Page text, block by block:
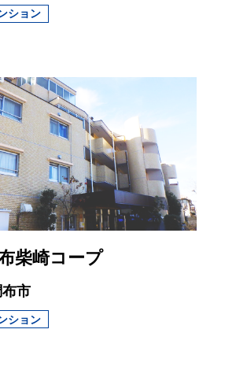
ション
柴崎コープ
市
ション